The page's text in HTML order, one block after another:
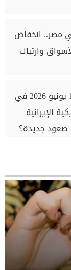
مصر.. انخفاض
وارتباك
سعر الدولار اليوم السبت 13 يونيو 2026 في
الإيرانية
صعود جديدة؟